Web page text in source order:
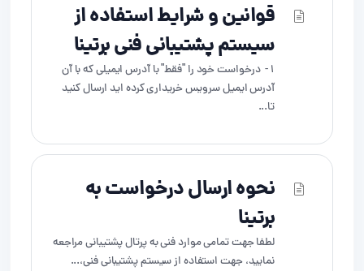
قوانین و شرایط استفاده از
سیستم پشتیبانی فنی برتینا
1 - درخواست خود را "فقط" با آدرس ایمیلی که با آن
آدرس ایمیل سرویس خریداری کرده اید ارسال کنید
تا...
نحوه ارسال درخواست به
برتینا
لطفا جهت تمامی موارد فنی به پرتال پشتیبانی مراجعه
نمایید، جهت استفاده از سیستم پشتیبانی فنی،...